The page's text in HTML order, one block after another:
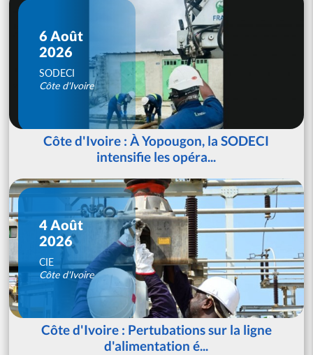
6 Août
2026
SODECI
Côte d'Ivoire
Côte d'Ivoire : À Yopougon, la SODECI
intensifie les opéra...
4 Août
2026
CIE
Côte d'Ivoire
Côte d'Ivoire : Pertubations sur la ligne
d'alimentation é...